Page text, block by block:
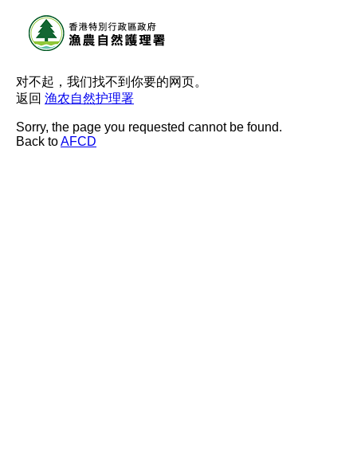
对不起，我们找不到你要的网页。
返回 渔农自然护理署
Sorry, the page you requested cannot be found.
Back toAFCD